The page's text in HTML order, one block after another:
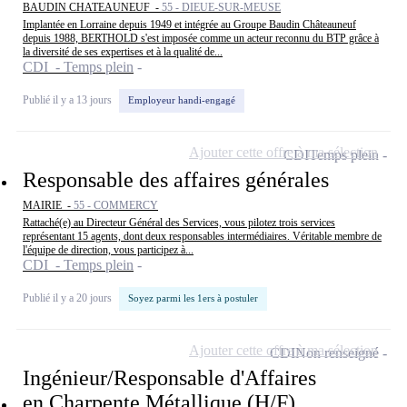
BAUDIN CHATEAUNEUF - 55 - DIEUE-SUR-MEUSE
Implantée en Lorraine depuis 1949 et intégrée au Groupe Baudin Châteauneuf
depuis 1988, BERTHOLD s'est imposée comme un acteur reconnu du BTP grâce à
la diversité de ses expertises et à la qualité de...
CDI - Temps plein
Publié il y a 13 jours Employeur handi-engagé
Responsable des affaires générales
MAIRIE - 55 - COMMERCY
Rattaché(e) au Directeur Général des Services, vous pilotez trois services
représentant 15 agents, dont deux responsables intermédiaires. Véritable membre de
l'équipe de direction, vous participez à...
CDI - Temps plein
Publié il y a 20 jours Soyez parmi les 1ers à postuler
CDITemps plein
Ajouter cette offre à ma sélection
Ingénieur/Responsable d'Affaires
CDINon renseigné
Ajouter cette offre à ma sélection